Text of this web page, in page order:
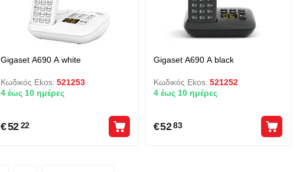
Gigaset A690 A white
Κωδικός Ekos: 521253
4 έως 10 ημέρες
€52 22
Gigaset A690 A black
Κωδικός Ekos: 521252
4 έως 10 ημέρες
€52 83